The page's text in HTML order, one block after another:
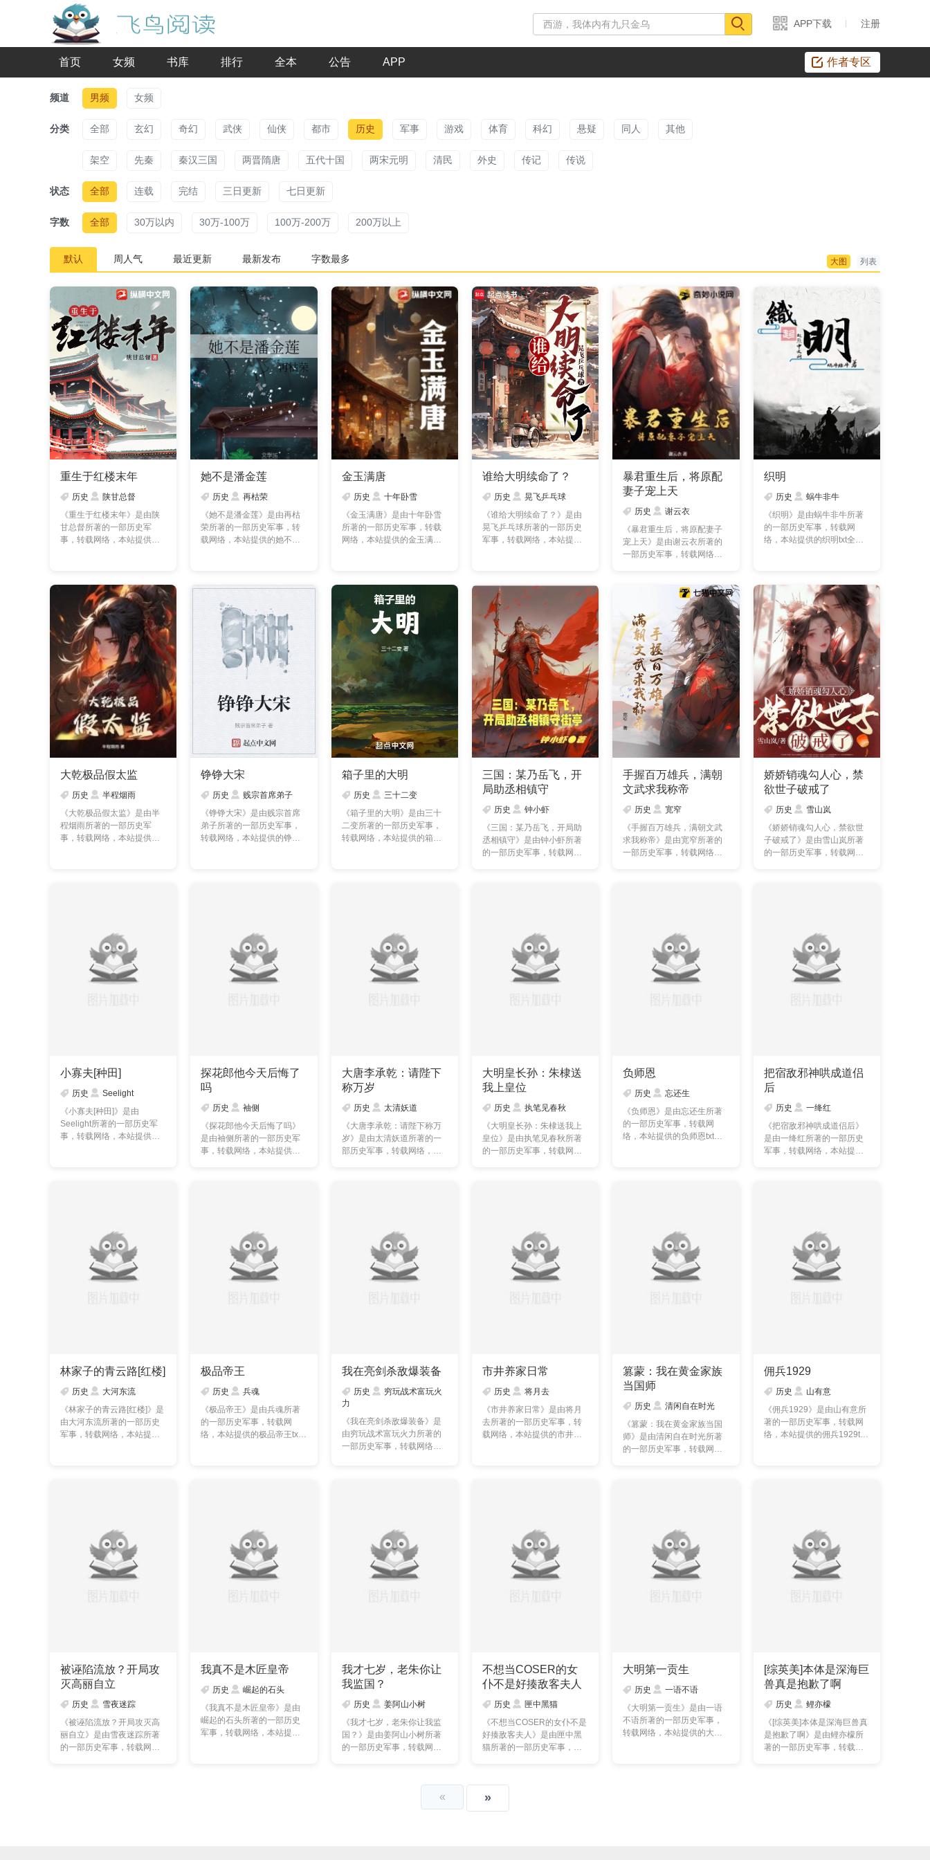
APP下载 注册
首页 女频 书库 排行 全本 公告 APP 作者专区
频道 男频 女频
分类 全部 玄幻 奇幻 武侠 仙侠 都市 历史 军事 游戏 体育 科幻 悬疑 同人 其他
架空 先秦 秦汉三国 两晋隋唐 五代十国 两宋元明 清民 外史 传记 传说
状态 全部 连载 完结 三日更新 七日更新
字数 全部 30万以内 30万-100万 100万-200万 200万以上
默认 周人气 最近更新 最新发布 字数最多 大图 列表
重生于红楼末年
历史
陕甘总督
《重生于红楼末年》是由陕
甘总督所著的一部历史军
事，转载网络，本站提供的
她不是潘金莲
历史
再枯荣
《她不是潘金莲》是由再枯
荣所著的一部历史军事，转
载网络，本站提供的她不是
金玉满唐
历史
十年卧雪
《金玉满唐》是由十年卧雪
所著的一部历史军事，转载
网络，本站提供的金玉满唐
谁给大明续命了？
历史
晃飞乒乓球
《谁给大明续命了？》是由
晃飞乒乓球所著的一部历史
军事，转载网络，本站提供
暴君重生后，将原配
妻子宠上天
历史
谢云衣
《暴君重生后，将原配妻子
宠上天》是由谢云衣所著的
一部历史军事，转载网络，
织明
历史
蜗牛非牛
《织明》是由蜗牛非牛所著
的一部历史军事，转载网
络，本站提供的织明txt全集
大乾极品假太监
历史
半程烟雨
《大乾极品假太监》是由半
程烟雨所著的一部历史军
事，转载网络，本站提供的
铮铮大宋
历史
贱宗首席弟子
《铮铮大宋》是由贱宗首席
弟子所著的一部历史军事，
转载网络，本站提供的铮铮
箱子里的大明
历史
三十二变
《箱子里的大明》是由三十
二变所著的一部历史军事，
转载网络，本站提供的箱子
三国：某乃岳飞，开
局助丞相镇守
历史
钟小虾
《三国：某乃岳飞，开局助
丞相镇守》是由钟小虾所著
的一部历史军事，转载网
手握百万雄兵，满朝
文武求我称帝
历史
宽窄
《手握百万雄兵，满朝文武
求我称帝》是由宽窄所著的
一部历史军事，转载网络，
娇娇销魂勾人心，禁
欲世子破戒了
历史
雪山岚
《娇娇销魂勾人心，禁欲世
子破戒了》是由雪山岚所著
的一部历史军事，转载网
小寡夫[种田]
历史
Seelight
《小寡夫[种田]》是由
Seelight所著的一部历史军
事，转载网络，本站提供的
探花郎他今天后悔了
吗
历史
袖侧
《探花郎他今天后悔了吗》
是由袖侧所著的一部历史军
事，转载网络，本站提供的
大唐李承乾：请陛下
称万岁
历史
太清妖道
《大唐李承乾：请陛下称万
岁》是由太清妖道所著的一
部历史军事，转载网络，本
大明皇长孙：朱棣送
我上皇位
历史
执笔见春秋
《大明皇长孙：朱棣送我上
皇位》是由执笔见春秋所著
的一部历史军事，转载网
负师恩
历史
忘还生
《负师恩》是由忘还生所著
的一部历史军事，转载网
络，本站提供的负师恩txt全
把宿敌邪神哄成道侣
后
历史
一绛红
《把宿敌邪神哄成道侣后》
是由一绛红所著的一部历史
军事，转载网络，本站提供
林家子的青云路[红楼]
历史
大河东流
《林家子的青云路[红楼]》是
由大河东流所著的一部历史
军事，转载网络，本站提供
极品帝王
历史
兵魂
《极品帝王》是由兵魂所著
的一部历史军事，转载网
络，本站提供的极品帝王txt
我在亮剑杀敌爆装备
历史
穷玩战术富玩火
力
《我在亮剑杀敌爆装备》是
由穷玩战术富玩火力所著的
一部历史军事，转载网络，
市井养家日常
历史
将月去
《市井养家日常》是由将月
去所著的一部历史军事，转
载网络，本站提供的市井养
篡蒙：我在黄金家族
当国师
历史
清闲自在时光
《篡蒙：我在黄金家族当国
师》是由清闲自在时光所著
的一部历史军事，转载网
佣兵1929
历史
山有意
《佣兵1929》是由山有意所
著的一部历史军事，转载网
络，本站提供的佣兵1929txt
被诬陷流放？开局攻
灭高丽自立
历史
雪夜迷踪
《被诬陷流放？开局攻灭高
丽自立》是由雪夜迷踪所著
的一部历史军事，转载网
我真不是木匠皇帝
历史
崛起的石头
《我真不是木匠皇帝》是由
崛起的石头所著的一部历史
军事，转载网络，本站提供
我才七岁，老朱你让
我监国？
历史
姜阿山小树
《我才七岁，老朱你让我监
国？》是由姜阿山小树所著
的一部历史军事，转载网
不想当COSER的女
仆不是好揍敌客夫人
历史
匣中黑猫
《不想当COSER的女仆不是
好揍敌客夫人》是由匣中黑
猫所著的一部历史军事，转
大明第一贡生
历史
一语不语
《大明第一贡生》是由一语
不语所著的一部历史军事，
转载网络，本站提供的大明
[综英美]本体是深海巨
兽真是抱歉了啊
历史
鲤亦檬
《[综英美]本体是深海巨兽真
是抱歉了啊》是由鲤亦檬所
著的一部历史军事，转载网
« »